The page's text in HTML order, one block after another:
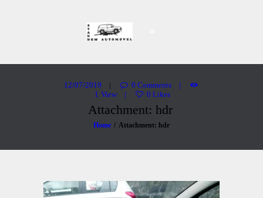
12/07/2019 0 Comments
1 View 0 Likes
Attachment: hdr
Home Attachment: hdr
Stand Dom Automóvel
Carros Usados
VIATURAS